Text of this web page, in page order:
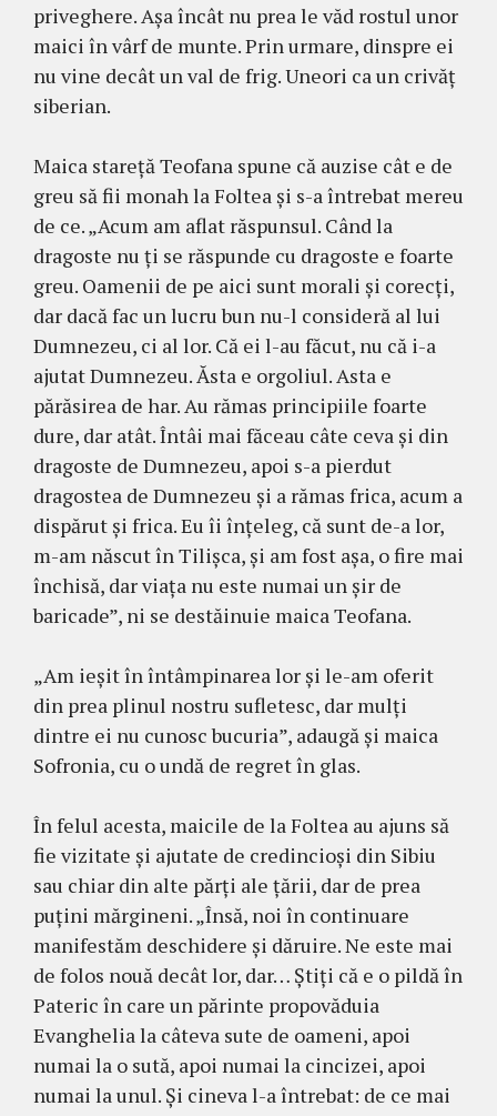
priveghere. Aşa încât nu prea le văd rostul unor
maici în vârf de munte. Prin urmare, dinspre ei
nu vine decât un val de frig. Uneori ca un crivăţ
siberian.
Maica stareţă Teofana spune că auzise cât e de
greu să fii monah la Foltea şi s-a întrebat mereu
de ce. „Acum am aflat răspunsul. Când la
dragoste nu ţi se răspunde cu dragoste e foarte
greu. Oamenii de pe aici sunt morali şi corecţi,
dar dacă fac un lucru bun nu-l consideră al lui
Dumnezeu, ci al lor. Că ei l-au făcut, nu că i-a
ajutat Dumnezeu. Ăsta e orgoliul. Asta e
părăsirea de har. Au rămas principiile foarte
dure, dar atât. Întâi mai făceau câte ceva şi din
dragoste de Dumnezeu, apoi s-a pierdut
dragostea de Dumnezeu şi a rămas frica, acum a
dispărut şi frica. Eu îi înţeleg, că sunt de-a lor,
m-am născut în Tilişca, şi am fost aşa, o fire mai
închisă, dar viaţa nu este numai un şir de
baricade”, ni se destăinuie maica Teofana.
„Am ieşit în întâmpinarea lor şi le-am oferit
din prea plinul nostru sufletesc, dar mulţi
dintre ei nu cunosc bucuria”, adaugă şi maica
Sofronia, cu o undă de regret în glas.
În felul acesta, maicile de la Foltea au ajuns să
fie vizitate şi ajutate de credincioşi din Sibiu
sau chiar din alte părţi ale ţării, dar de prea
puţini mărgineni. „Însă, noi în continuare
manifestăm deschidere şi dăruire. Ne este mai
de folos nouă decât lor, dar… Ştiţi că e o pildă în
Pateric în care un părinte propovăduia
Evanghelia la câteva sute de oameni, apoi
numai la o sută, apoi numai la cincizei, apoi
numai la unul. Şi cineva l-a întrebat: de ce mai